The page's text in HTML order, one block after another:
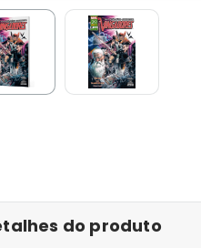
do produto